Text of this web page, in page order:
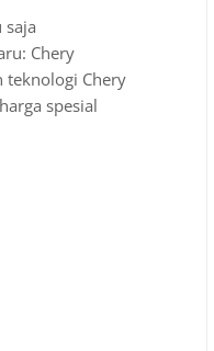
Chery
teknologi Chery
spesial